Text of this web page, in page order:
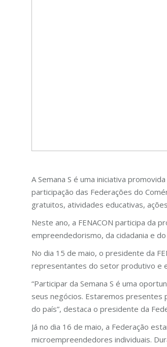
A Semana S é uma iniciativa
participação das Federações do
gratuitos, atividades educativas,
Neste ano, a FENACON participa da
empreendedorismo, da cidadania e
No dia 15 de maio, o presidente da
representantes do setor produtivo e
“Participar da Semana S é uma
seus negócios. Estaremos presentes
do país”, destaca o presidente da
Já no dia 16 de maio, a Federação
microempreendedores individuais.